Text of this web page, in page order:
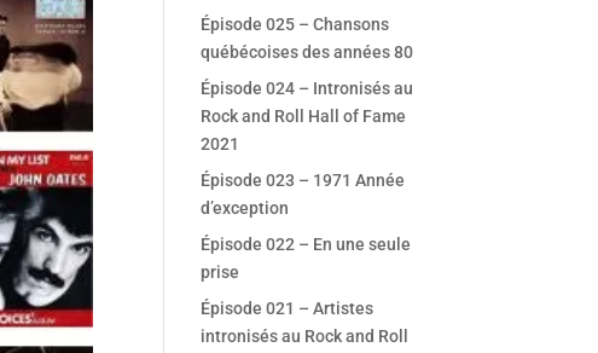
Épisode 025 – Chansons
québécoises des années 80
Épisode 024 – Intronisés au
Rock and Roll Hall of Fame
2021
Épisode 023 – 1971 Année
d’exception
Épisode 022 – En une seule
prise
Épisode 021 – Artistes
intronisés au Rock and Roll